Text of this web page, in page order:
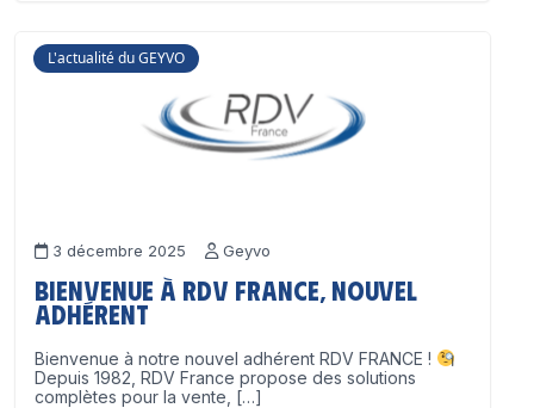
L'actualité du GEYVO
3 décembre 2025 Geyvo
Bienvenue à RDV France, nouvel
adhérent
Bienvenue à notre nouvel adhérent RDV FRANCE !
Depuis 1982, RDV France propose des solutions
complètes pour la vente, […]